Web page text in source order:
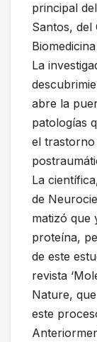
principal
Santos,
La
abre la
patologías
el trastorno
La
de
matizó que
proteína,
de este
revista
Nature,
este